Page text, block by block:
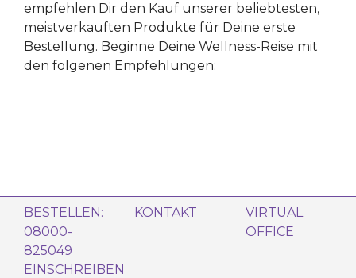
empfehlen Dir den Kauf unserer beliebtesten,
meistverkauften Produkte für Deine erste
Bestellung. Beginne Deine Wellness-Reise mit
den folgenen Empfehlungen:
BESTELLEN:
08000-
825049
KONTAKT
VIRTUAL
OFFICE
EINSCHREIBEN